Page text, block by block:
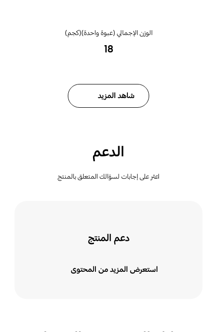
‎الوزن الإجمالي (عبوة واحدة)‎(كجم)
شاهد المزيد
الدعم
اعثر على إجابات لسؤالك المتعلق بالمنتج
دعم المنتج
استعرض المزيد من المحتوى